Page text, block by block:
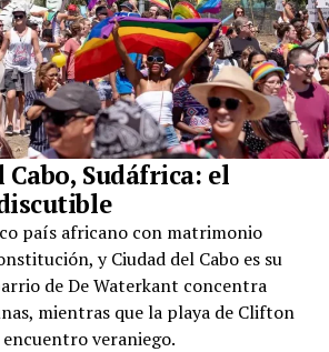
Cabo, Sudáfrica: el
país africano con matrimonio
y Ciudad del Cabo es su
de De Waterkant concentra
mientras que la playa de Clifton
veraniego.